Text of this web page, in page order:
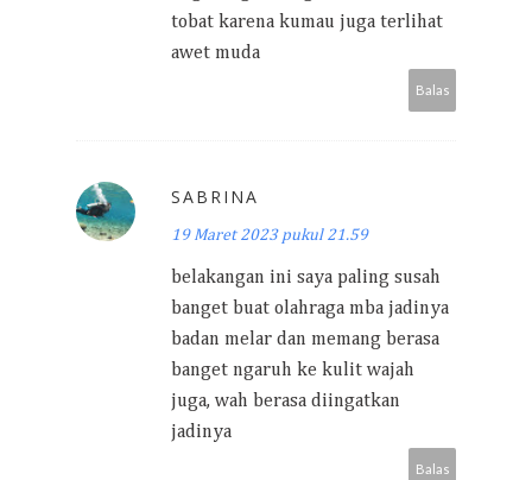
tobat karena kumau juga terlihat
awet muda
Balas
SABRINA
19 Maret 2023 pukul 21.59
belakangan ini saya paling susah
banget buat olahraga mba jadinya
badan melar dan memang berasa
banget ngaruh ke kulit wajah
juga, wah berasa diingatkan
jadinya
Balas